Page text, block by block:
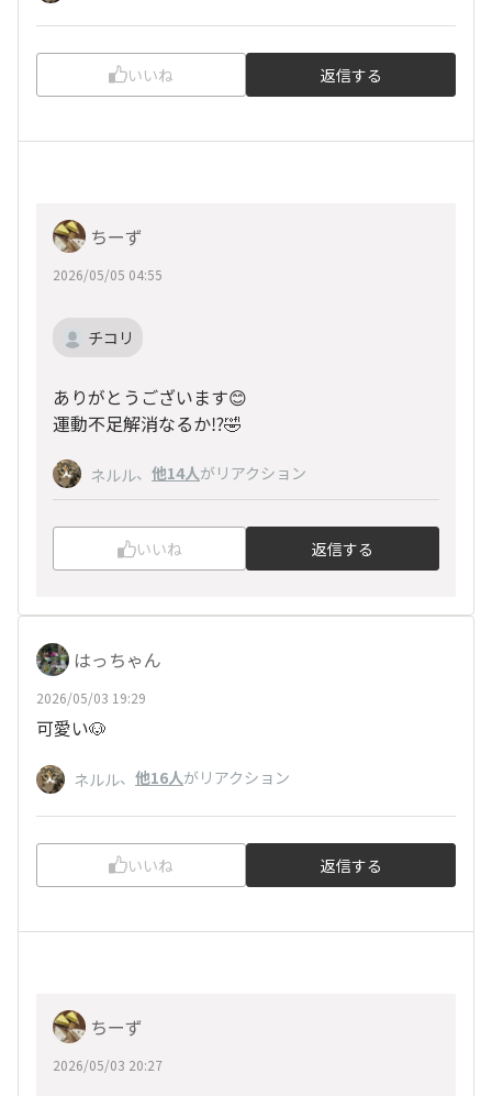
いいね 返信する
ちーず
2026/05/05 04:55
チコリ
ありがとうございます😊
運動不足解消なるか⁉️🤣
ネルル、 他14人がリアクション
いいね 返信する
はっちゃん
2026/05/03 19:29
可愛い🐶
ネルル、 他16人がリアクション
いいね 返信する
ちーず
2026/05/03 20:27